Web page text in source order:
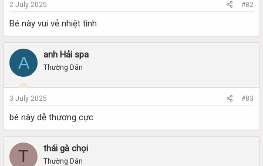
2 July 2025 #82
Bé này vui vẻ nhiệt tình
A anh Hải spa
Thường Dân
3 July 2025 #83
bé này dễ thương cực
T thái gà chọi
Thường Dân